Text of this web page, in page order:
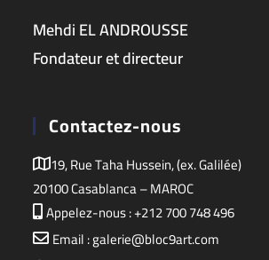
Mehdi EL ANDROUSSE
Fondateur et directeur
Contactez-nous
19, Rue Taha Hussein, (ex. Galilée)
20100 Casablanca – MAROC
Appelez-nous : +212 700 748 496
Email : galerie@bloc9art.com